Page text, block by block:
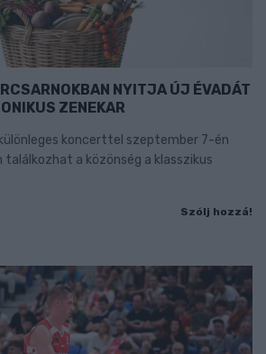
NYITJA ÚJ ÉVADÁT
ZENEKAR
koncerttel szeptember 7-én
találkozhat a közönség a klasszikus
Szólj hozzá!